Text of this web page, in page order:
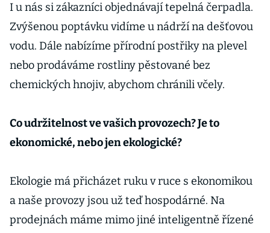
I u nás si zákazníci objednávají tepelná čerpadla.
Zvýšenou poptávku vidíme u nádrží na dešťovou
vodu. Dále nabízíme přírodní postřiky na plevel
nebo prodáváme rostliny pěstované bez
chemických hnojiv, abychom chránili včely.
Co udržitelnost ve vašich provozech? Je to
ekonomické, nebo jen ekologické?
Ekologie má přicházet ruku v ruce s ekonomikou
a naše provozy jsou už teď hospodárné. Na
prodejnách máme mimo jiné inteligentně řízené